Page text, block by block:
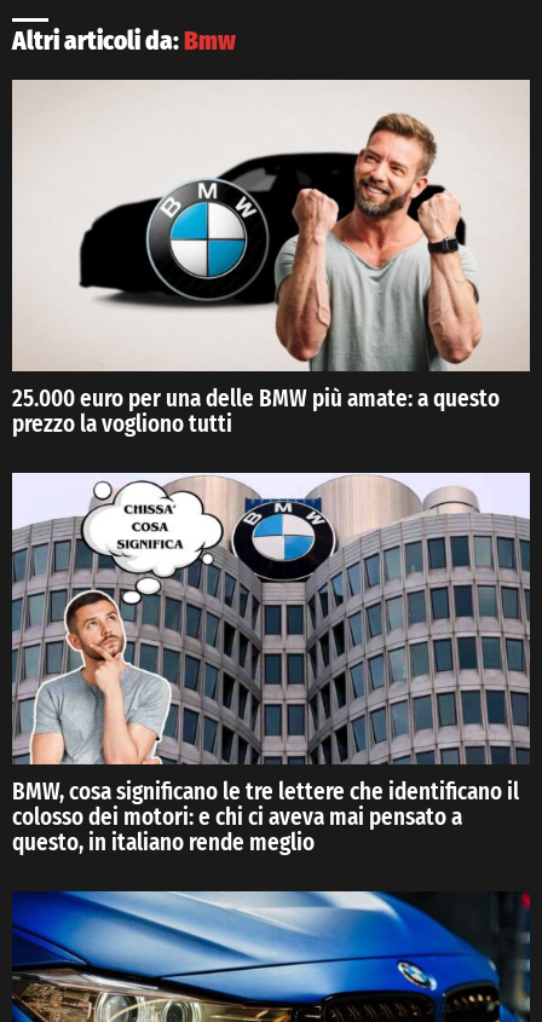
Altri articoli da:Bmw
25.000 euro per una delle BMW più amate: a questo
prezzo la vogliono tutti
BMW, cosa significano le tre lettere che identificano il
colosso dei motori: e chi ci aveva mai pensato a
questo, in italiano rende meglio